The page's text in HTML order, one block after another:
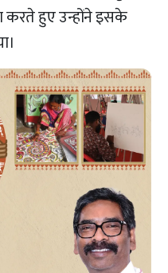
करते हुए उन्होंने इसके